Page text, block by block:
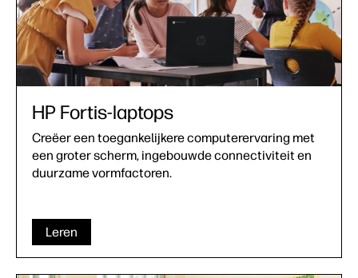
HP Fortis-laptops
Creëer een toegankelijkere computerervaring met
een groter scherm, ingebouwde connectiviteit en
duurzame vormfactoren.
Leren